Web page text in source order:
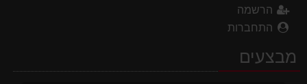
הרשמה
התחברות
מבצעים